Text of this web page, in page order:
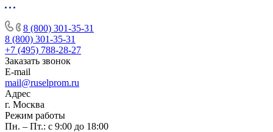
8 (800) 301-35-31
8 (800) 301-35-31
+7 (495) 788-28-27
Заказать звонок
E-mail
mail@ruselprom.ru
Адрес
г. Москва
Режим работы
Пн. – Пт.: с 9:00 до 18:00